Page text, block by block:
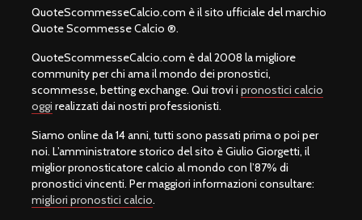
QuoteScommesseCalcio.com è il sito ufficiale del marchio
Quote Scommesse Calcio ®.
QuoteScommesseCalcio.com è dal 2008 la migliore
community per chi ama il mondo dei pronostici,
scommesse, betting exchange. Qui trovi i pronostici calcio
oggi realizzati dai nostri professionisti.
Siamo online da 14 anni, tutti sono passati prima o poi per
noi. L’amministratore storico del sito è Giulio Giorgetti, il
miglior pronosticatore calcio al mondo con l’87% di
pronostici vincenti. Per maggiori informazioni consultare:
migliori pronostici calcio.